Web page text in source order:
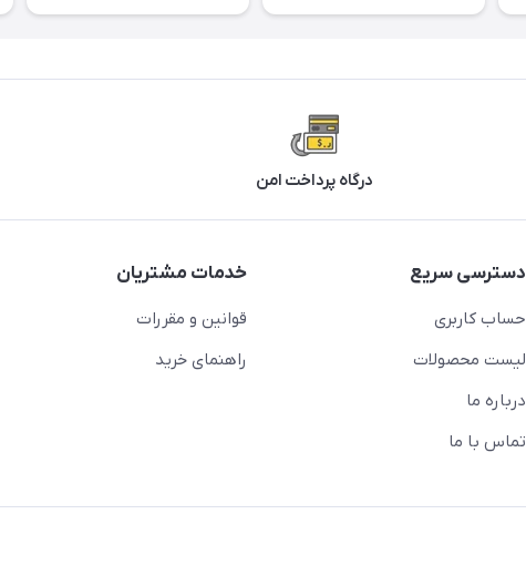
درگاه پرداخت امن
دسترسی سریع
حساب کاربری
لیست محصولات
درباره ما
تماس با ما
خدمات مشتریان
قوانین و مقررات
راهنمای خرید